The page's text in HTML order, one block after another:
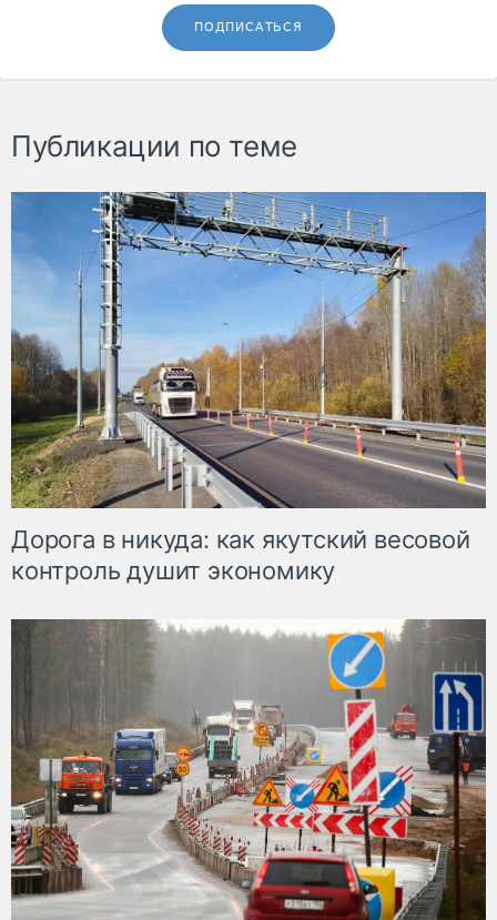
ПОДПИСАТЬСЯ
Публикации по теме
Дорога в никуда: как якутский весовой
контроль душит экономику